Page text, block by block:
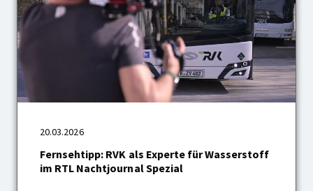
20.03.2026
Fernsehtipp: RVK als Experte für Wasserstoff
im RTL Nachtjournal Spezial
als
Experte
für